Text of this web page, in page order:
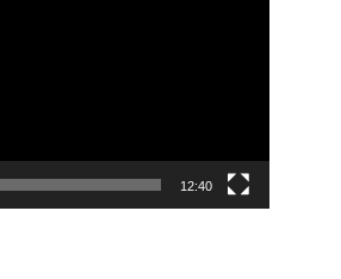
12:40